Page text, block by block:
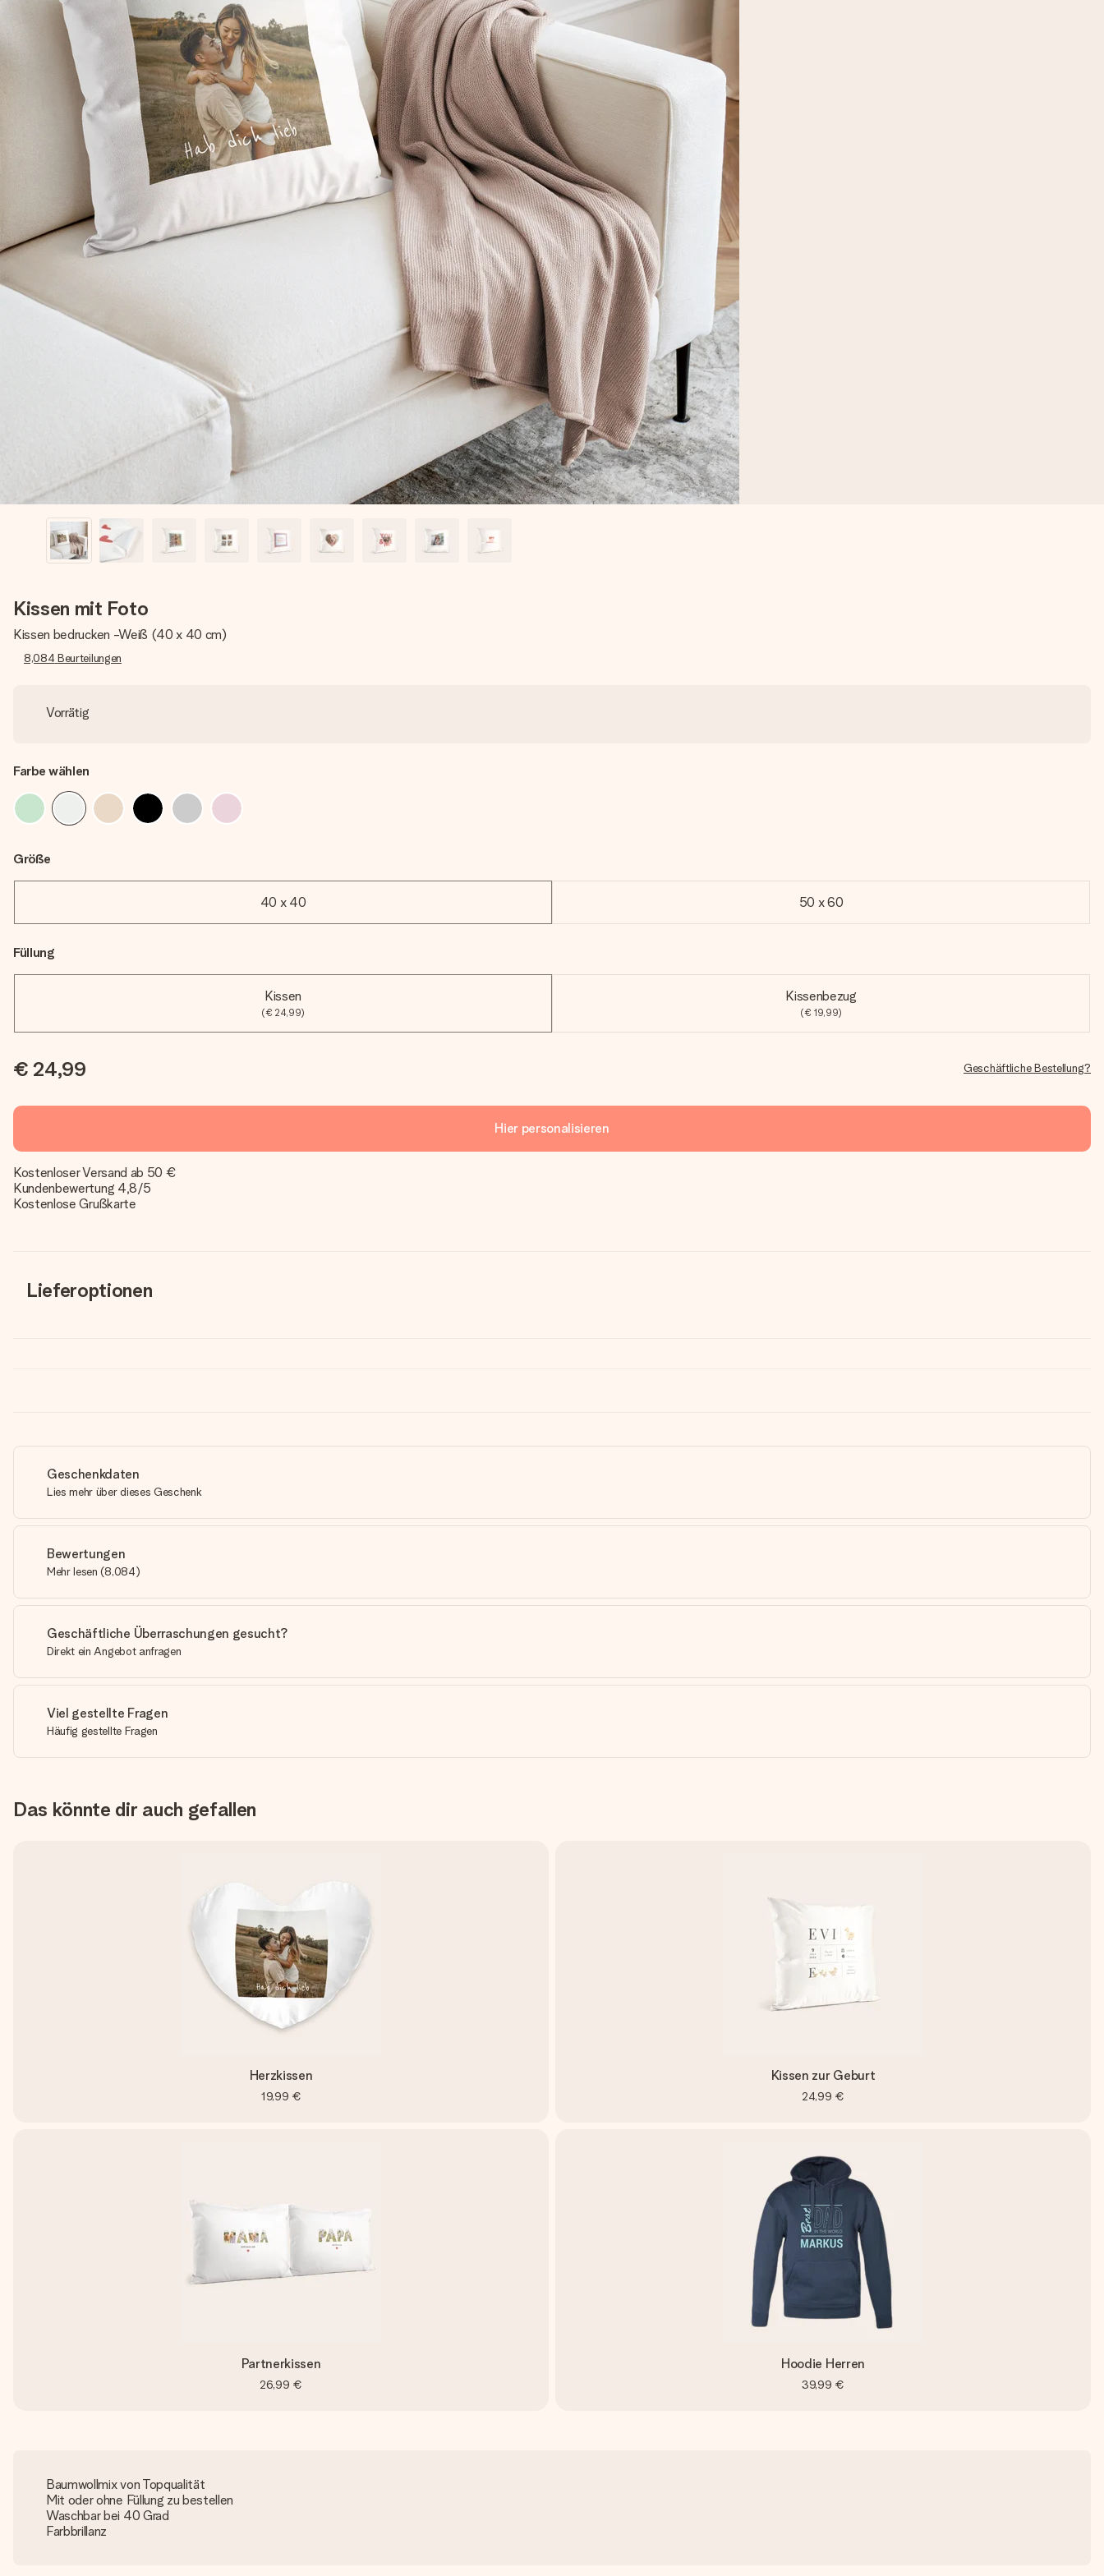
Kissen mit Foto
Kissen bedrucken -Weiß (40 x 40 cm)
8,084 Beurteilungen
Vorrätig
Farbe wählen
Größe
40 x 40 50 x 60
Füllung
Kissen
(€ 24,99)
Kissenbezug
(€ 19,99)
€ 24,99 Geschäftliche Bestellung?
Hier personalisieren
Kostenloser Versand ab 50 €
Kundenbewertung 4,8/5
Kostenlose Grußkarte
Lieferoptionen
Geschenkdaten
Lies mehr über dieses Geschenk
Bewertungen
Mehr lesen (8,084)
Geschäftliche Überraschungen gesucht?
Direkt ein Angebot anfragen
Viel gestellte Fragen
Häufig gestellte Fragen
Das könnte dir auch gefallen
Herzkissen
19,99 €
Kissen zur Geburt
24,99 €
Partnerkissen
26,99 €
Hoodie Herren
39,99 €
Baumwollmix von Topqualität
Mit oder ohne Füllung zu bestellen
Waschbar bei 40 Grad
Farbbrillanz